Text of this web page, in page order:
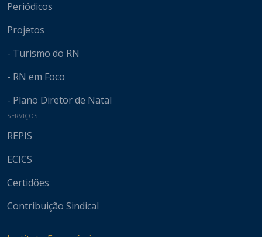
Periódicos
Projetos
- Turismo do RN
- RN em Foco
- Plano Diretor de Natal
SERVIÇOS
REPIS
ECICS
Certidões
Contribuição Sindical